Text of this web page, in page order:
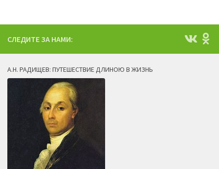
СЛЕДИТЕ ЗА НАМИ:
А.Н. РАДИЩЕВ: ПУТЕШЕСТВИЕ ДЛИНОЮ В ЖИЗНЬ